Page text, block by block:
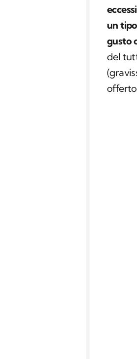
un
gusto
del